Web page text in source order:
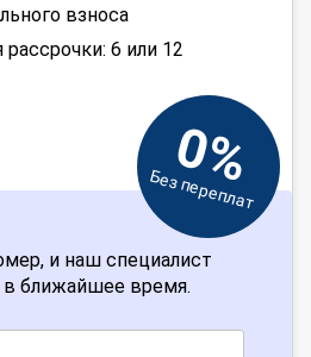
взноса
6 или 12
0%
Без переплат
и наш специалист
ближайшее время.